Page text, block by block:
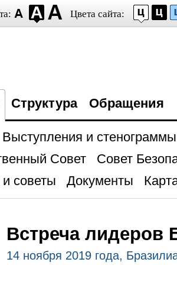
Цвета сайта:
Структура Обращения
Выступления и стенограммы
Совет
Совет
советы
Документы
Встреча лидеров
14 ноября 2019 года,